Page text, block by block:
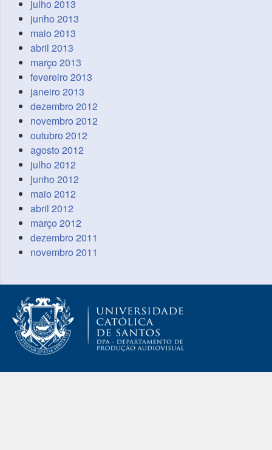
julho 2013
junho 2013
maio 2013
abril 2013
março 2013
fevereiro 2013
janeiro 2013
dezembro 2012
novembro 2012
outubro 2012
agosto 2012
julho 2012
junho 2012
maio 2012
abril 2012
março 2012
dezembro 2011
novembro 2011